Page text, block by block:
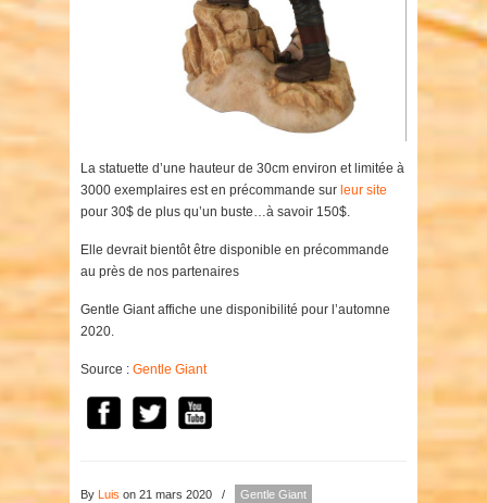
La statuette d’une hauteur de 30cm environ et limitée à
3000 exemplaires est en précommande sur leur site
pour 30$ de plus qu’un buste…à savoir 150$.
Elle devrait bientôt être disponible en précommande
au près de nos partenaires
Gentle Giant affiche une disponibilité pour l’automne
2020.
Source : Gentle Giant
By Luis on 21 mars 2020 / Gentle Giant